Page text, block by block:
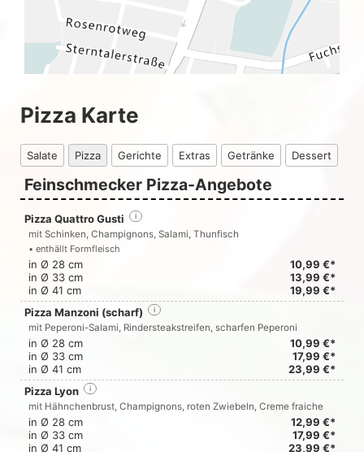
Pizza Karte
Salate Pizza Gerichte Extras Getränke Dessert
Feinschmecker Pizza-Angebote
Pizza Quattro Gusti i
mit Schinken, Champignons, Salami, Thunfisch
• enthällt Formfleisch
in Ø 28 cm
10,99 €*
in Ø 33 cm
13,99 €*
in Ø 41 cm
19,99 €*
Pizza Manzoni (scharf)
i
mit Peperoni-Salami, Rindersteakstreifen, scharfen Peperoni
in Ø 28 cm
10,99 €*
in Ø 33 cm
17,99 €*
in Ø 41 cm
23,99 €*
Pizza Lyon
i
mit Hähnchenbrust, Champignons, roten Zwiebeln, Creme fraiche
in Ø 28 cm
12,99 €*
in Ø 33 cm
17,99 €*
in Ø 41 cm
23,99 €*